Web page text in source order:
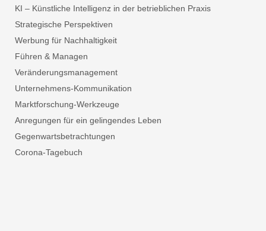
KI – Künstliche Intelligenz in der betrieblichen Praxis
Strategische Perspektiven
Werbung für Nachhaltigkeit
Führen & Managen
Veränderungsmanagement
Unternehmens-Kommunikation
Marktforschung-Werkzeuge
Anregungen für ein gelingendes Leben
Gegenwartsbetrachtungen
Corona-Tagebuch